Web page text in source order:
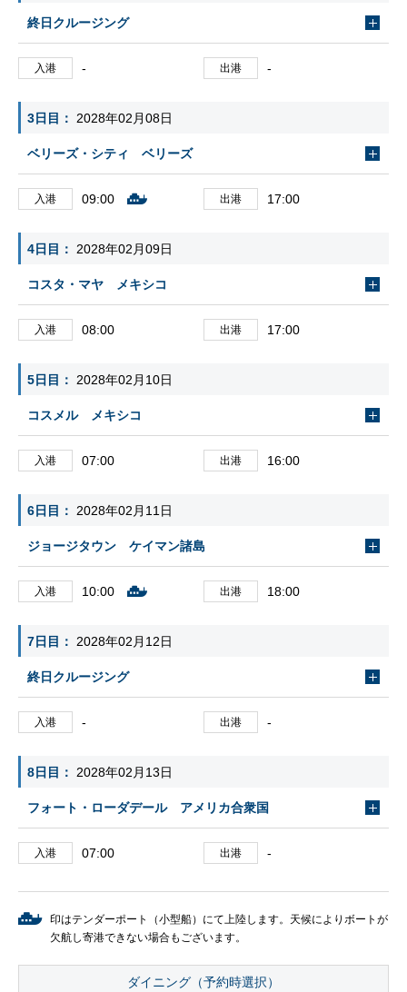
終日クルージング
入港 - 出港 -
3日目 2028年02月08日
ベリーズ・シティ ベリーズ
入港 09:00 出港 17:00
4日目 2028年02月09日
コスタ・マヤ メキシコ
入港 08:00 出港 17:00
5日目 2028年02月10日
コスメル メキシコ
入港 07:00 出港 16:00
6日目 2028年02月11日
ジョージタウン ケイマン諸島
入港 10:00 出港 18:00
7日目 2028年02月12日
終日クルージング
入港 - 出港 -
8日目 2028年02月13日
フォート・ローダデール アメリカ合衆国
入港 07:00 出港 -
印はテンダーポート（小型船）にて上陸します。天候によりボートが
欠航し寄港できない場合もございます。
ダイニング（予約時選択）